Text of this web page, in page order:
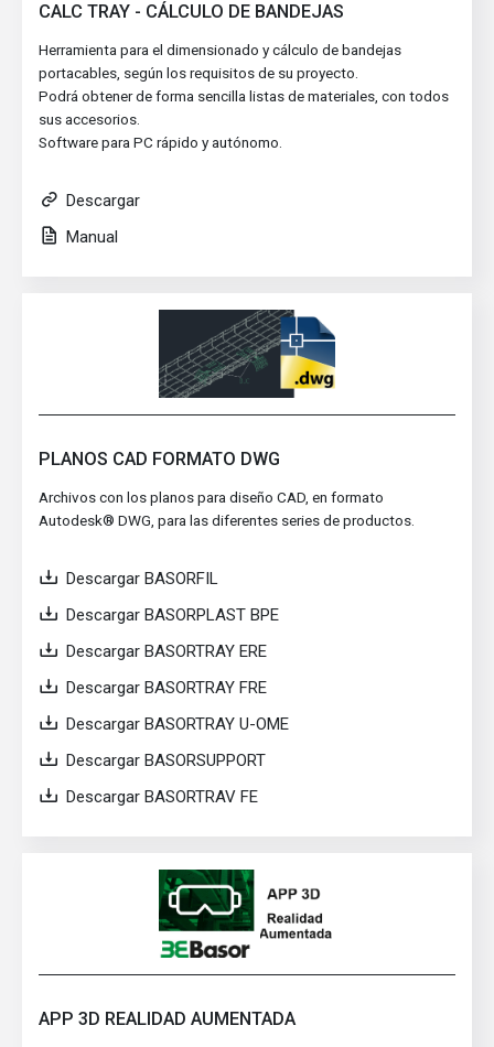
CALC TRAY - CÁLCULO DE BANDEJAS
Herramienta para el dimensionado y cálculo de bandejas
portacables, según los requisitos de su proyecto.
Podrá obtener de forma sencilla listas de materiales, con todos
sus accesorios.
Software para PC rápido y autónomo.
Descargar
Manual
PLANOS CAD FORMATO DWG
Archivos con los planos para diseño CAD, en formato
Autodesk® DWG, para las diferentes series de productos.
Descargar BASORFIL
Descargar BASORPLAST BPE
Descargar BASORTRAY ERE
Descargar BASORTRAY FRE
Descargar BASORTRAY U-OME
Descargar BASORSUPPORT
Descargar BASORTRAV FE
APP 3D REALIDAD AUMENTADA